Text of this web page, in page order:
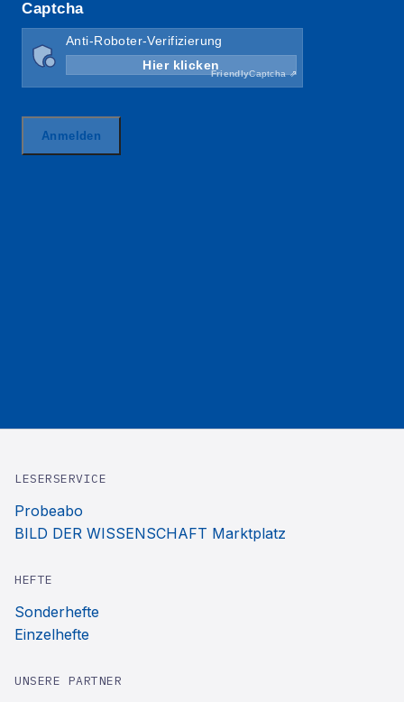
LESERSERVICE
Probeabo
BILD DER WISSENSCHAFT Marktplatz
HEFTE
Sonderhefte
Einzelhefte
UNSERE PARTNER